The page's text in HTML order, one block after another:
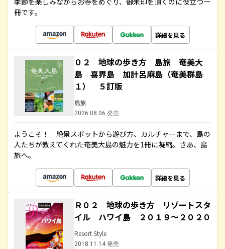
冊です。
詳細を見る
０２ 地球の歩き方 島旅 奄美大
島 喜界島 加計呂麻島（奄美群島
１） ５訂版
島旅
2026.08.06 発売
ようこそ！ 絶景スポットから遊び方、カルチャーまで、島の
人たちが教えてくれた奄美大島の魅力を1冊に凝縮。さあ、島
旅へ。
詳細を見る
Ｒ０２ 地球の歩き方 リゾートスタ
イル ハワイ島 ２０１９～２０２０
Resort Style
2018.11.14 発売